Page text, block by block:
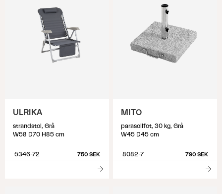
ULRIKA
strandstol, Grå
W58 D70 H85 cm
5346-72 750 SEK
MITO
parasollfot, 30 kg, Grå
W45 D45 cm
8082-7 790 SEK